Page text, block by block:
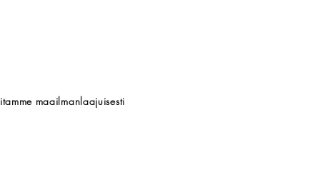
maailmanlaajuisesti